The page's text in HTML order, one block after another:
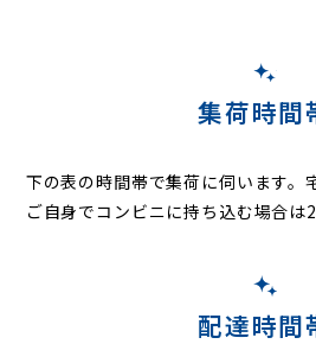
集荷時間
下の表の時間帯で集荷に伺います。
ご自身でコンビニに持ち込む場合は
配達時間